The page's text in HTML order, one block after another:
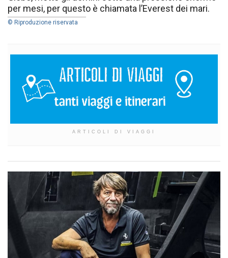
per mesi, per questo è chiamata l’Everest dei mari.
© Riproduzione riservata
ARTICOLI DI VIAGGI